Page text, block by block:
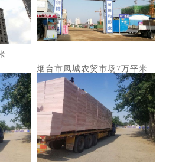
烟台市凤城农贸市场7万平米